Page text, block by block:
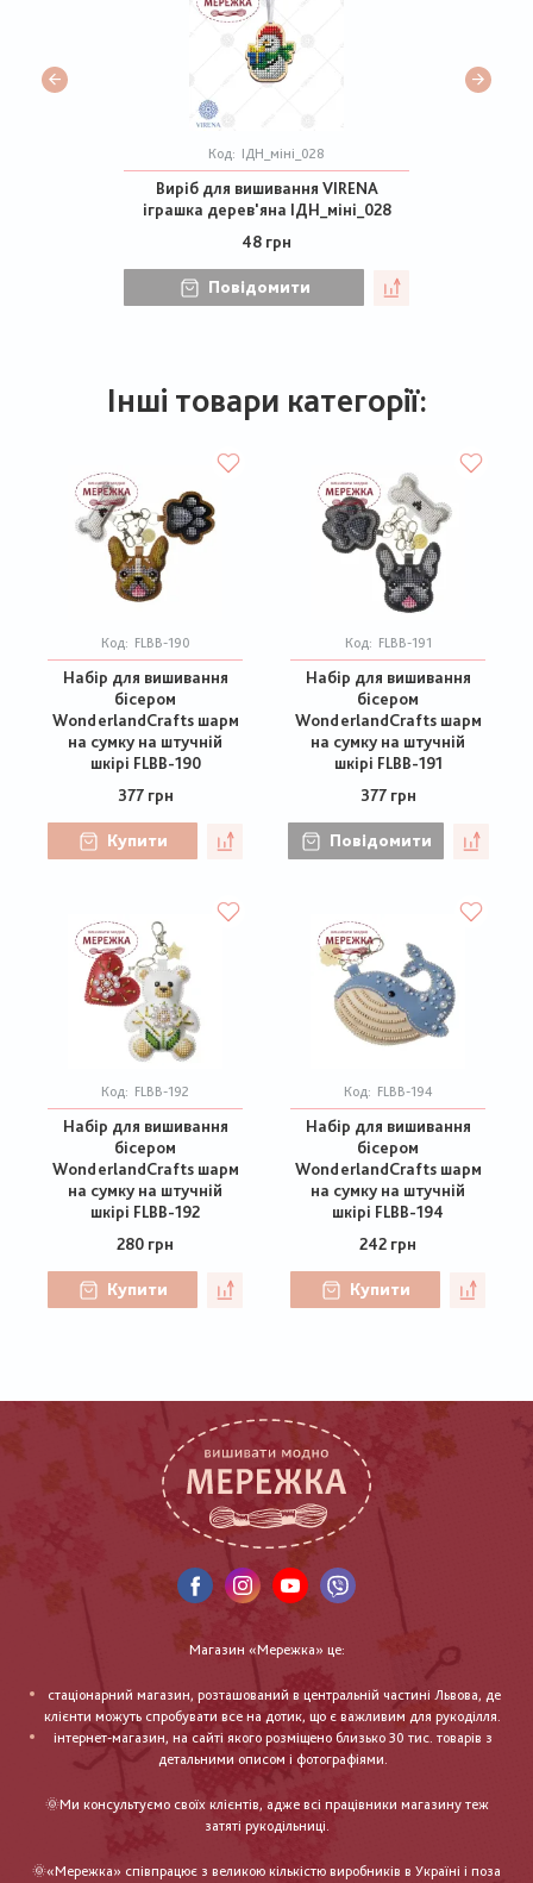
Код: ІДН_міні_028
Виріб для вишивання VIRENA
іграшка дерев'яна ІДН_міні_028
48 грн
Повідомити
Інші товари категорії:
Код: FLBB-190
Набір для вишивання
бісером
WonderlandCrafts шарм
на сумку на штучній
шкірі FLBB-190
377 грн
Купити
Код: FLBB-191
Набір для вишивання
бісером
WonderlandCrafts шарм
на сумку на штучній
шкірі FLBB-191
377 грн
Повідомити
Код: FLBB-192
Набір для вишивання
бісером
WonderlandCrafts шарм
на сумку на штучній
шкірі FLBB-192
280 грн
Купити
Код: FLBB-194
Набір для вишивання
бісером
WonderlandCrafts шарм
на сумку на штучній
шкірі FLBB-194
242 грн
Купити
Магазин «Мережка» це:
стаціонарний магазин, розташований в центральній частині Львова, де
клієнти можуть спробувати все на дотик, що є важливим для рукоділля.
інтернет-магазин, на сайті якого розміщено близько 30 тис. товарів з
детальними описом і фотографіями.
🌞Ми консультуємо своїх клієнтів, адже всі працівники магазину теж
затяті рукодільниці.
🌞«Мережка» співпрацює з великою кількістю виробників в Україні і поза